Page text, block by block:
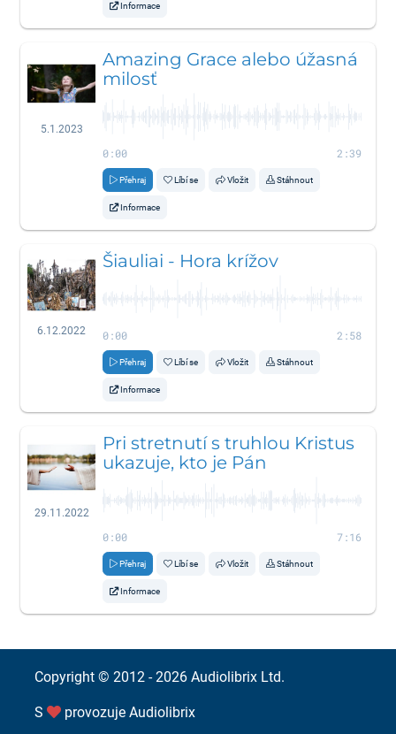
Informace
5.1.2023
Amazing Grace alebo úžasná
milosť
0:00 2:39
Přehraj Líbí se Vložit Stáhnout
Informace
6.12.2022
Šiauliai - Hora krížov
0:00 2:58
Přehraj Líbí se Vložit Stáhnout
Informace
29.11.2022
Pri stretnutí s truhlou Kristus
ukazuje, kto je Pán
0:00 7:16
Přehraj Líbí se Vložit Stáhnout
Informace
Copyright © 2012 - 2026 Audiolibrix Ltd.
S provozuje Audiolibrix